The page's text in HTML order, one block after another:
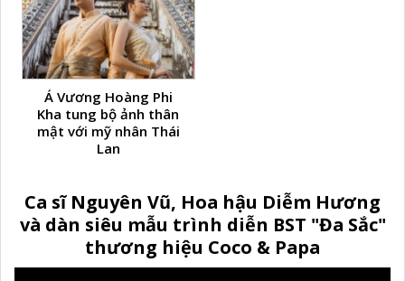
Á Vương Hoàng Phi
Kha tung bộ ảnh thân
mật với mỹ nhân Thái
Lan
Ca sĩ Nguyên Vũ, Hoa hậu Diễm Hương
và dàn siêu mẫu trình diễn BST "Đa Sắc"
thương hiệu Coco & Papa